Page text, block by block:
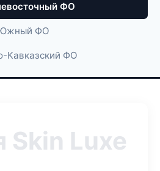
ФО
ФО
Кавказский ФО
Skin Luxe